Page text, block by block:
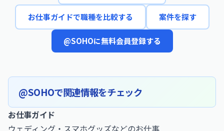
お仕事ガイドで職種を比較する 案件を探す
@SOHOに無料会員登録する
@SOHOで関連情報をチェック
お仕事ガイド
ウェディング・スマホグッズなどのお仕事